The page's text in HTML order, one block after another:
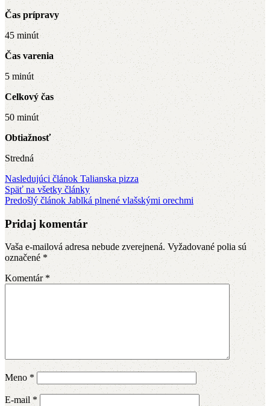
Čas prípravy
45 minút
Čas varenia
5 minút
Celkový čas
50 minút
Obtiažnosť
Stredná
Nasledujúci článok Talianska pizza
Späť na všetky články
Predošlý článok Jablká plnené vlašskými orechmi
Pridaj komentár
Vaša e-mailová adresa nebude zverejnená. Vyžadované polia sú
označené*
Komentár*
Meno *
E-mail*